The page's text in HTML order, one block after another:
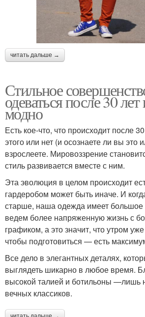
читать дальше →
Стильное
одеваться после 30
модно
Есть кое-что, что происходит после
этого или нет (и осознаете ли вы это
взрослеете. Мировоззрение
стиль развивается вместе с ним.
Эта эволюция в целом происходит
гардеробом может быть иначе. И
старше, наша одежда имеет
ведем более напряженную жизнь с
графиком, а это значит, что утром
чтобы подготовиться — есть
Все дело в элегантных деталях,
выглядеть шикарно в любое время.
высокой талией и ботильоны —лишь
вечных классиков.